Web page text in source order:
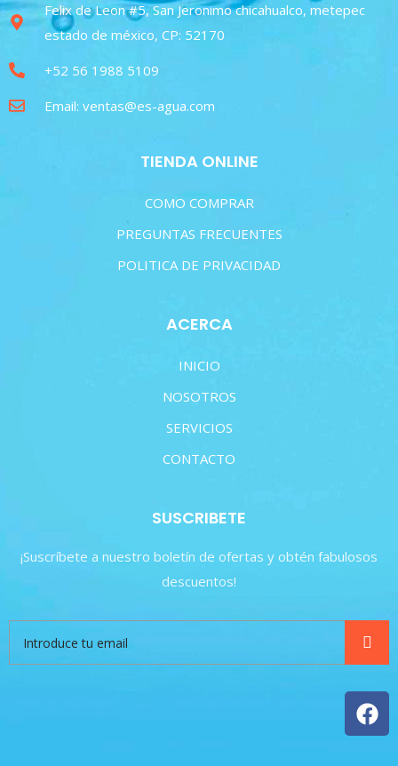
Felix de Leon #5, San Jeronimo chicahualco, metepec
estado de méxico, CP: 52170
+52 56 1988 5109
Email: ventas@es-agua.com
TIENDA ONLINE
COMO COMPRAR
PREGUNTAS FRECUENTES
POLITICA DE PRIVACIDAD
ACERCA
INICIO
NOSOTROS
SERVICIOS
CONTACTO
SUSCRIBETE
¡Suscríbete a nuestro boletín de ofertas y obtén fabulosos
descuentos!